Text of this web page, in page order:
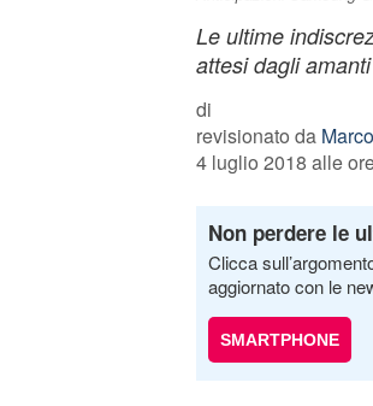
Le ultime
attesi dagli
di
revisionato da
4 luglio 2018 alle
Non perdere le
Clicca
aggiornato con le
SMARTPHONE